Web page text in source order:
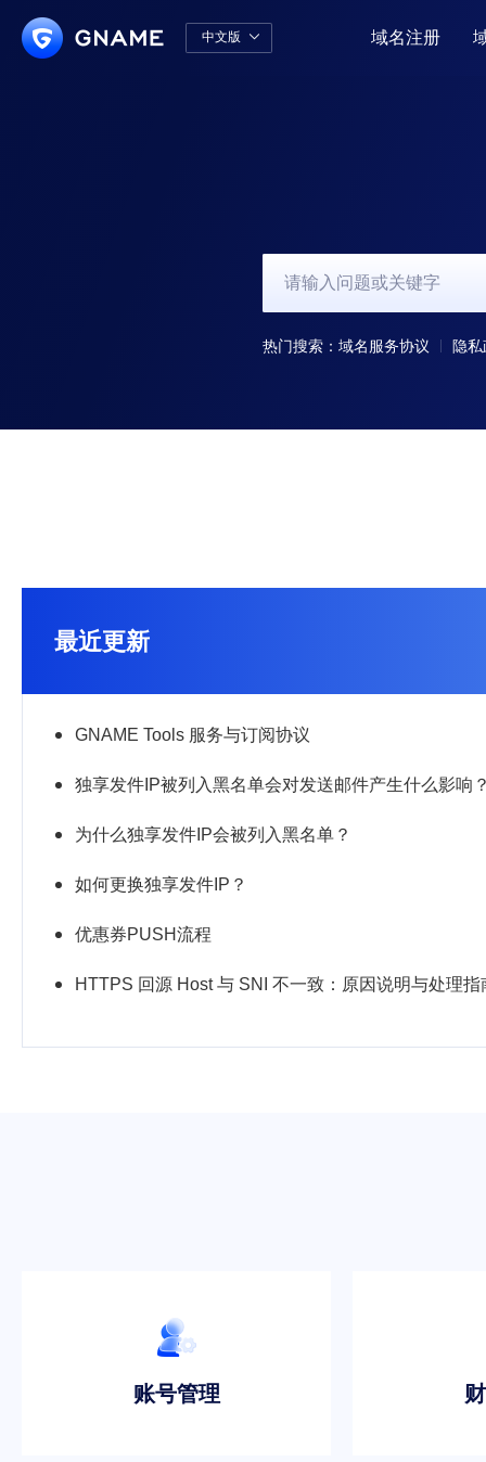
中文版  域名注册
热门搜索： 域名服务协议 隐
最近更新
GNAME Tools 服务与订阅协议
独享发件IP被列入黑名单会对发送邮件产生什么影响
为什么独享发件IP会被列入黑名单？
如何更换独享发件IP？
优惠券PUSH流程
HTTPS 回源 Host 与 SNI 不一致：原因说明与处理指
账号管理